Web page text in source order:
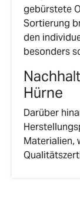
gebürstete
Sortierung
den
besonders
Hürne
Darüber
Materialien,